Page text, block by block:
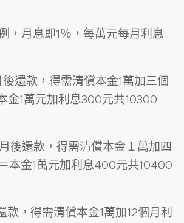
，月息即1％，每萬元每月利息
還款，得需清償本金1萬加三個
金1萬元加利息300元共10300
後還款，得需清償本金１萬加四
本金1萬元加利息400元共10400
款，得需清償本金1萬加12個月利